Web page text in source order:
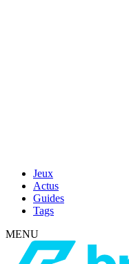
Jeux
Actus
Guides
Tags
MENU